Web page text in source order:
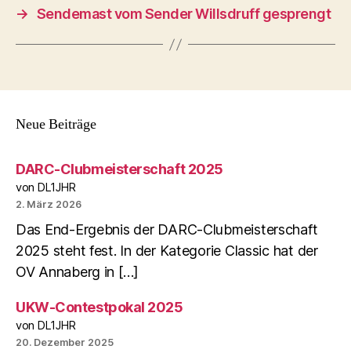
→ Sendemast vom Sender Willsdruff gesprengt
Neue Beiträge
DARC-Clubmeisterschaft 2025
von DL1JHR
2. März 2026
Das End-Ergebnis der DARC-Clubmeisterschaft
2025 steht fest. In der Kategorie Classic hat der
OV Annaberg in […]
UKW-Contestpokal 2025
von DL1JHR
20. Dezember 2025